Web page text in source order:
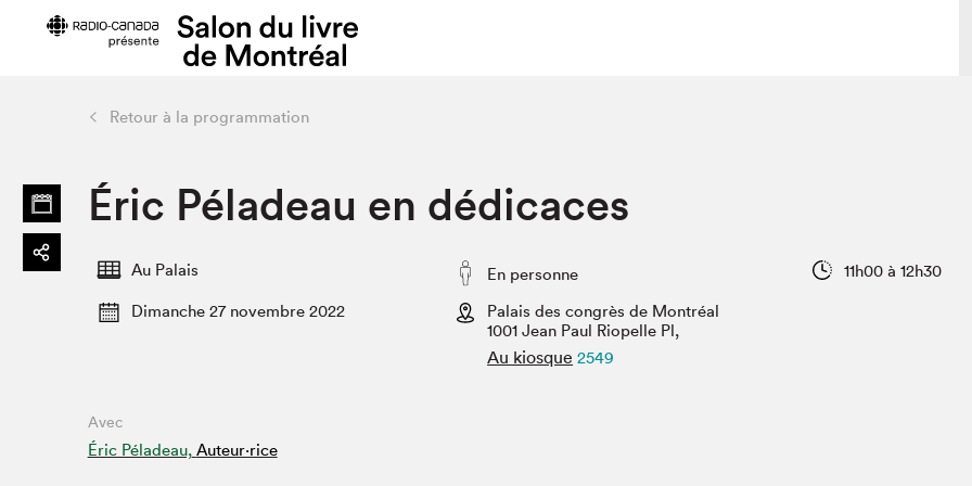
Horaires et tarifs
Se rendre au Salon
Restauration
Programmation
SLM PRO
Liste des exposant·e·s
Liste des auteur·rice·s
Vidéos et balados
Projets partenaires
Retour à la programmation
Éric Péladeau en dédicaces
Au Palais En personne
11h00 à 12h30
Dimanche 27 novembre 2022
Palais des congrès de Montréal
1001 Jean Paul Riopelle Pl,
Au kiosque 2549
Avec
Éric Péladeau, Auteur·rice